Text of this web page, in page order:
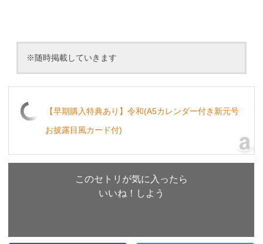
※随時掲載していきます
【早期購入特典あり】令和(A5カレンダー付き新元号
お披露目風カード付)
このセトリが気に入ったら
いいね！しよう